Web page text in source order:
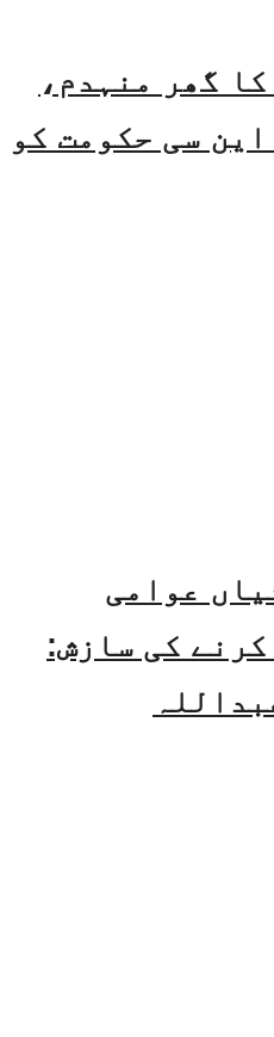
گھر منہدم،
سی حکومت کو
عوامی
کی سازش: